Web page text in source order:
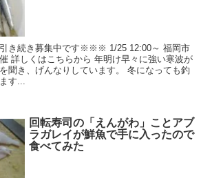
き続き募集中です※※※ 1/25 12:00～ 福岡市
詳しくはこちらから 年明け早々に強い寒波が
聞き、げんなりしています。 冬になっても釣
す...
回転寿司の「えんがわ」ことアブ
ラガレイが鮮魚で手に入ったので
食べてみた